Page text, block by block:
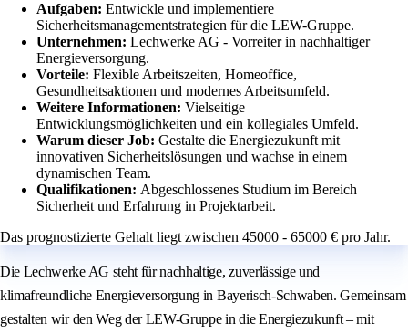
Aufgaben: Entwickle und implementiere
Sicherheitsmanagementstrategien für die LEW-Gruppe.
Unternehmen: Lechwerke AG - Vorreiter in nachhaltiger
Energieversorgung.
Vorteile: Flexible Arbeitszeiten, Homeoffice,
Gesundheitsaktionen und modernes Arbeitsumfeld.
Weitere Informationen: Vielseitige
Entwicklungsmöglichkeiten und ein kollegiales Umfeld.
Warum dieser Job: Gestalte die Energiezukunft mit
innovativen Sicherheitslösungen und wachse in einem
dynamischen Team.
Qualifikationen: Abgeschlossenes Studium im Bereich
Sicherheit und Erfahrung in Projektarbeit.
Das prognostizierte Gehalt liegt zwischen 45000 - 65000 € pro Jahr.
Die Lechwerke AG steht für nachhaltige, zuverlässige und
klimafreundliche Energieversorgung in Bayerisch-Schwaben. Gemeinsam
gestalten wir den Weg der LEW-Gruppe in die Energiezukunft – mit